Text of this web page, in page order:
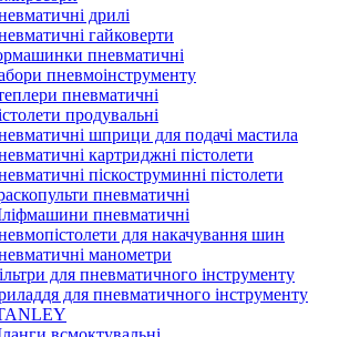
дрилі
гайковерти
пневматичні
пневмоінструменту
пневматичні
продувальні
шприци для подачі мастила
картриджні пістолети
піскоструминні пістолети
пневматичні
пневматичні
для накачування шин
манометри
для пневматичного інструменту
для пневматичного інструменту